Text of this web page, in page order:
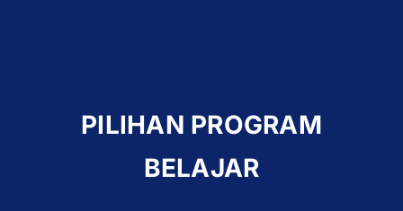
PILIHAN PROGRAM
BELAJAR